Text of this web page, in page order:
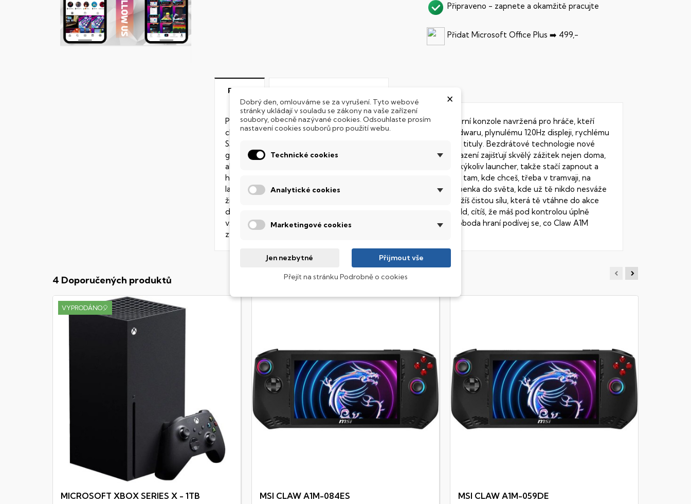
Připraveno - zapnete a okamžitě pracujte
Přidat Microsoft Office Plus ➡️ 499,-
POPIS
Přináší ti výkon herního PC do dlaně MSI Claw A1M je přenosná herní konzole navržená pro hráče, kteří
chtějí plnohodnotné PC hraní bez omezení. Díky výkonnému hardwaru, plynulému 120Hz displeji, rychlému
SSD úložišti a systému Windows 11 zvládne spustit i náročné AAA tituly. Bezdrátové technologie nové
generace, ergonomický design, RGB podsvícení a inteligentní chlazení zajišťují skvělý zážitek nejen doma,
ale i na cestách. Claw A1M je připravený na Steam, Game Pass i jakýkoliv launcher, takže stačí zapnout a
hrát. Svoboda, rychlost, styl Ten moment, kdy zapneš hru přesně tam, kde chceš, třeba v tramvaji, na
lavičce v parku, v posteli před spaním. MSI Claw A1M je tvoje vstupenka do světa, kde už tě nikdo nesváže
židlí ani stolem. Hraješ kdy chceš, kde chceš a jak chceš. V ruce držíš čistou sílu, která tě vtáhne do akce
dřív, než stihneš mrknout. A když ti v prstech vrní tenhle handheld, cítíš, že máš pod kontrolou úplně
všechno. Hraní dostává nový rozměr. Takhle vypadá skutečná svoboda hraní podívej se, co Claw A1M
zvládne Sleduj, jak vypadá výkon herního PC v těle handheldu
4 Doporučených produktů
VYPRODÁNO🎈
MICROSOFT XBOX SERIES X - 1TB MSI CLAW A1M-084ES MSI CLAW A1M-059DE
×
Dobrý den, omlouváme se za vyrušení. Tyto webové
stránky ukládají v souladu se zákony na vaše zařízení
soubory, obecně nazývané cookies. Odsouhlaste prosím
nastavení cookies souborů pro použití webu.
Technické cookies
Analytické cookies
Marketingové cookies
Jen nezbytné Přijmout vše
Přejít na stránku Podrobně o cookies